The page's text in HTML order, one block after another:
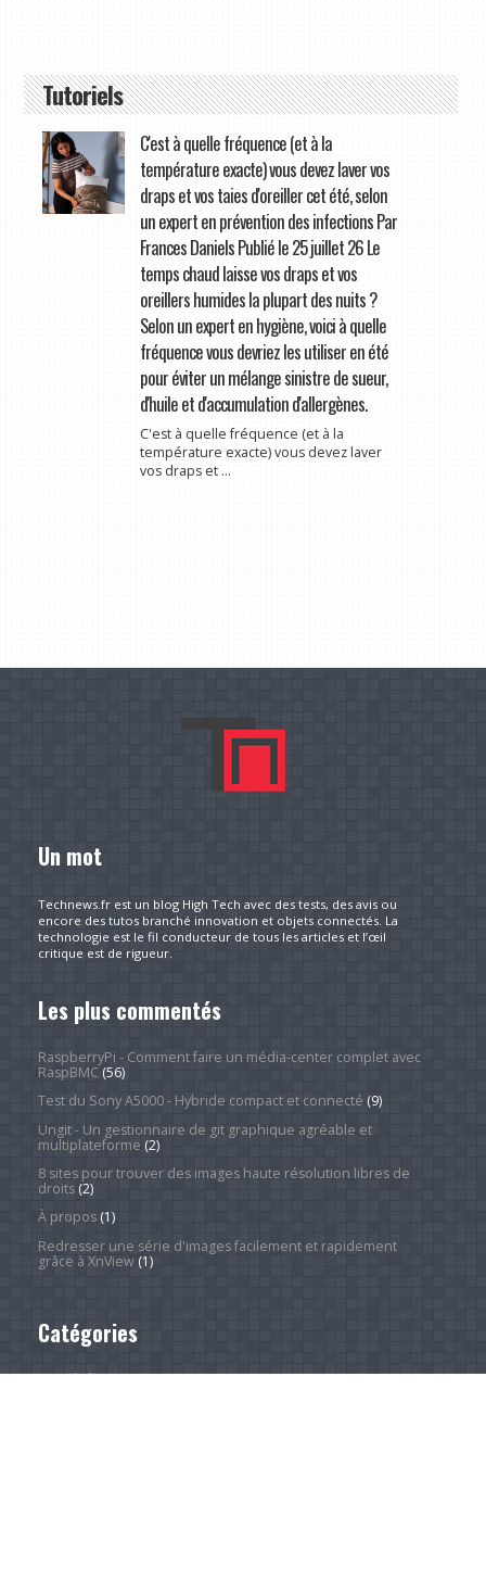
Tutoriels
C'est à quelle fréquence (et à la
température exacte) vous devez laver vos
draps et vos taies d'oreiller cet été, selon
un expert en prévention des infections Par
Frances Daniels Publié le 25 juillet 26 Le
temps chaud laisse vos draps et vos
oreillers humides la plupart des nuits ?
Selon un expert en hygiène, voici à quelle
fréquence vous devriez les utiliser en été
pour éviter un mélange sinistre de sueur,
d'huile et d'accumulation d'allergènes.
C'est à quelle fréquence (et à la
température exacte) vous devez laver
vos draps et ...
Un mot
Technews.fr est un blog High Tech avec des tests, des avis ou
encore des tutos branché innovation et objets connectés. La
technologie est le fil conducteur de tous les articles et l’œil
critique est de rigueur.
Les plus commentés
RaspberryPi - Comment faire un média-center complet avec
RaspBMC(56)
Test du Sony A5000 - Hybride compact et connecté (9)
Ungit - Un gestionnaire de git graphique agréable et
multiplateforme (2)
8 sites pour trouver des images haute résolution libres de
droits(2)
À propos(1)
Redresser une série d'images facilement et rapidement
grâce à XnView(1)
Catégories
Actualité(4 242)